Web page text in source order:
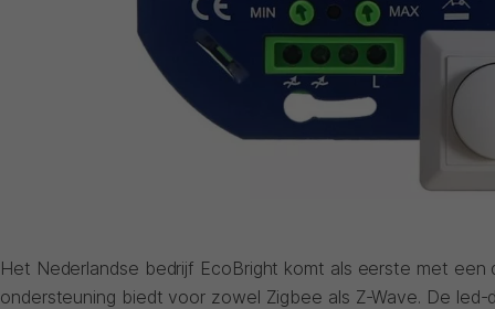
Het Nederlandse bedrijf EcoBright komt als eerste met een
ondersteuning biedt voor zowel Zigbee als Z-Wave. De